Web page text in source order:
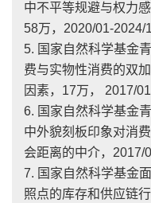
中不平等规避与权力
58万，2020/01-2024/
5. 国家自然科学基金
费与实物性消费的双
因素，17万， 2017/
6. 国家自然科学基金
中外貌刻板印象对消
会距离的中介，2017/
7. 国家自然科学基金
照点的库存和供应链